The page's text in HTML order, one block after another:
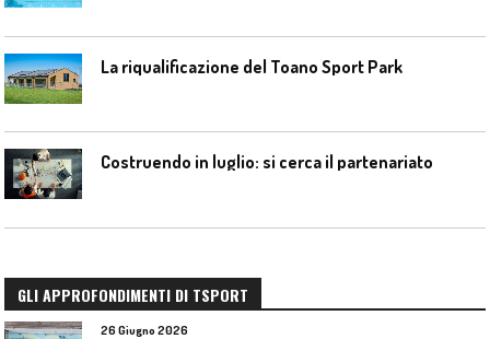
La riqualificazione del Toano Sport Park
Costruendo in luglio: si cerca il partenariato
GLI APPROFONDIMENTI DI TSPORT
26 Giugno 2026